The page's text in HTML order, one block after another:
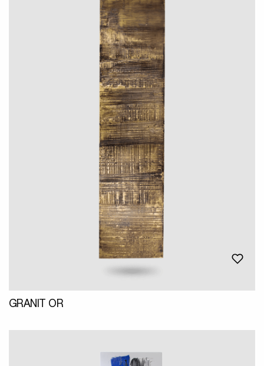
GRANIT OR